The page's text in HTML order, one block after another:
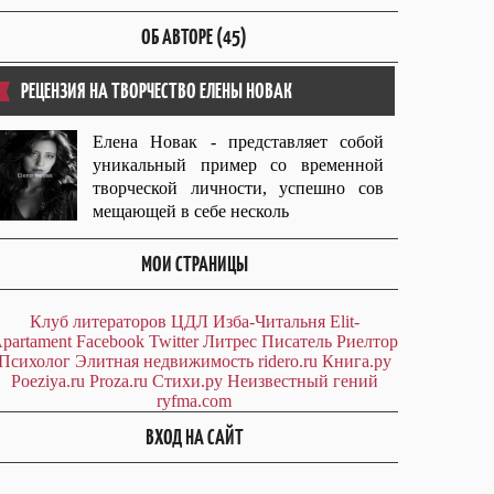
ОБ АВТОРЕ (45)
РЕЦЕНЗИЯ НА ТВОРЧЕСТВО ЕЛЕНЫ НОВАК
Елена Новак - представляет собой
уникальный пример со временной
творческой личности, успешно сов
мещающей в себе несколь
МОИ СТРАНИЦЫ
Клуб литераторов ЦДЛ Изба-Читальня Elit-
Facebook Twitter Литрес Писатель Риелтор
Элитная недвижимость ridero.ru Книга.ру
Poeziya.ru Proza.ru Стихи.ру Неизвестный гений
ryfma.com
ВХОД НА САЙТ